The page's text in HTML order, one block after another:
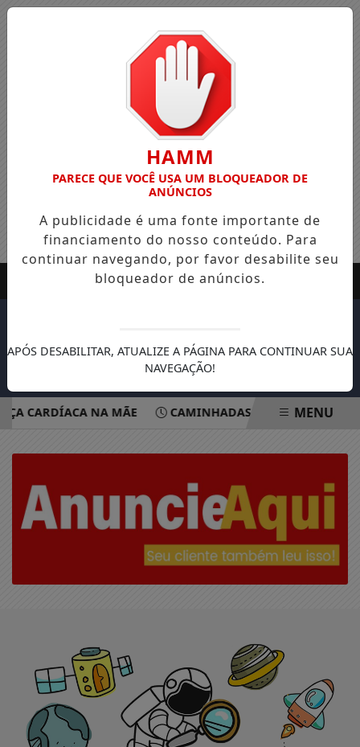
CARDÍACA NA MÃE CAMINHADAS BUSCAMMENU
HAMM
PARECE QUE VOCÊ USA UM BLOQUEADOR DE
ANÚNCIOS
A publicidade é uma fonte importante de
financiamento do nosso conteúdo. Para
continuar navegando, por favor desabilite seu
bloqueador de anúncios.
APÓS DESABILITAR, ATUALIZE A PÁGINA PARA CONTINUAR SUA
NAVEGAÇÃO!